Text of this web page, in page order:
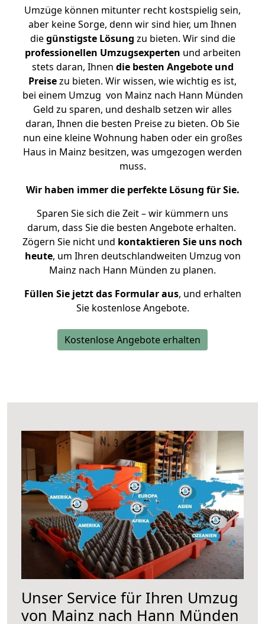
Umzüge können mitunter recht kostspielig sein,
aber keine Sorge, denn wir sind hier, um Ihnen
diegünstigste Lösung zu bieten. Wir sind die
professionellen Umzugsexperten und arbeiten
stets daran, Ihnen die besten Angebote und
Preisezu bieten. Wir wissen, wie wichtig es ist,
bei einem Umzug von Mainz nach Hann Münden
Geld zu sparen, und deshalb setzen wir alles
daran, Ihnen die besten Preise zu bieten. Ob Sie
nun eine kleine Wohnung haben oder ein großes
Haus in Mainz besitzen, was umgezogen werden
muss.
Wir haben immer die perfekte Lösung für Sie.
Sparen Sie sich die Zeit – wir kümmern uns
darum, dass Sie die besten Angebote erhalten.
Zögern Sie nicht und kontaktieren Sie uns noch
heute, um Ihren deutschlandweiten Umzug von
Mainz nach Hann Münden zu planen.
Füllen Sie jetzt das Formular aus, und erhalten
Sie kostenlose Angebote.
Kostenlose Angebote erhalten
Unser Service für Ihren Umzug
von Mainz nach Hann Münden